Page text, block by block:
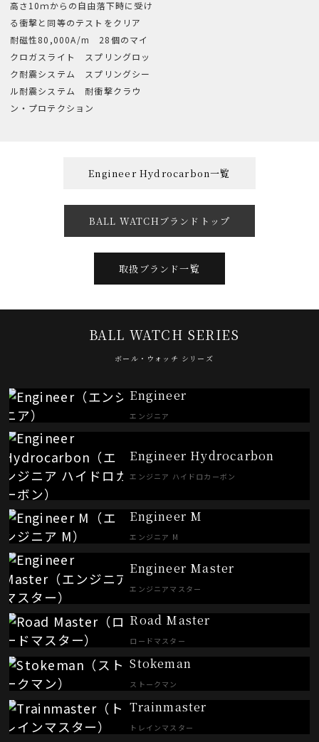
高さ10ｍからの自由落下時に受け
る衝撃と同等のテストをクリア
耐磁性80,000A/m 28個のマイ
クロガスライト スプリングロッ
ク耐震システム スプリングシー
ル耐震システム 耐衝撃クラウ
ン・プロテクション
Engineer Hydrocarbon一覧
BALL WATCHブランドトップ
取扱ブランド一覧
BALL WATCH SERIES
ボール・ウォッチ シリーズ
Engineer
エンジニア
Engineer Hydrocarbon
エンジニア ハイドロカーボン
Engineer M
エンジニア M
Engineer Master
エンジニアマスター
Road Master
ロードマスター
Stokeman
ストークマン
Trainmaster
トレインマスター